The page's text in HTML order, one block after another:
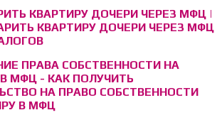
КВАРТИРУ ДОЧЕРИ ЧЕРЕЗ МФЦ |
КВАРТИРУ ДОЧЕРИ ЧЕРЕЗ МФЦ
ПРАВА СОБСТВЕННОСТИ НА
МФЦ - КАК ПОЛУЧИТЬ
НА ПРАВО СОБСТВЕННОСТИ
В МФЦ